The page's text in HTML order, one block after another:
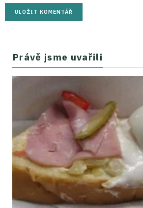
Právě jsme uvařili